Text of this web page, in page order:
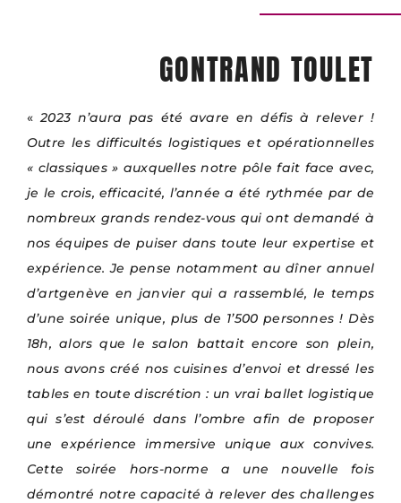
GONTRAND TOULET
«2023 n’aura pas été avare en défis à relever !
Outre les difficultés logistiques et opérationnelles
« classiques » auxquelles notre pôle fait face avec,
je le crois, efficacité, l’année a été rythmée par de
nombreux grands rendez-vous qui ont demandé à
nos équipes de puiser dans toute leur expertise et
expérience. Je pense notamment au dîner annuel
d’artgenève en janvier qui a rassemblé, le temps
d’une soirée unique, plus de 1’500 personnes ! Dès
18h, alors que le salon battait encore son plein,
nous avons créé nos cuisines d’envoi et dressé les
tables en toute discrétion : un vrai ballet logistique
qui s’est déroulé dans l’ombre afin de proposer
une expérience immersive unique aux convives.
Cette soirée hors-norme a une nouvelle fois
démontré notre capacité à relever des challenges